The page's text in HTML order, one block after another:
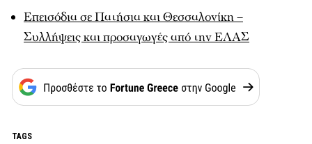
Επεισόδια σε Πατήσια και Θεσσαλονίκη –
Συλλήψεις και προσαγωγές από την ΕΛΑΣ
TAGS